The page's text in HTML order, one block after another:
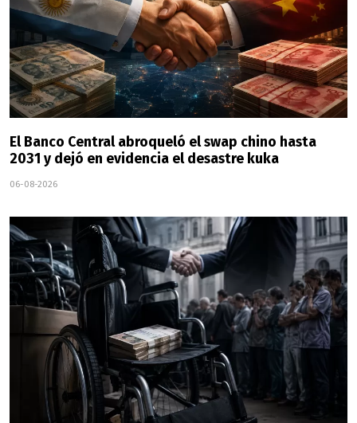
El Banco Central abroqueló el swap chino hasta
2031 y dejó en evidencia el desastre kuka
06-08-2026